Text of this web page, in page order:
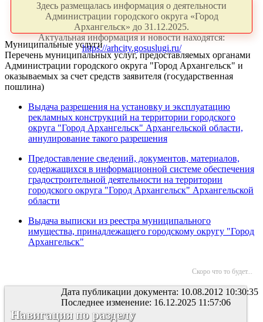
Здесь размещалась информация о деятельности
Администрации городского округа «Город
Архангельск» до 31.12.2025.
Актуальная информация и новости находятся:
https://arhcity.gosuslugi.ru/
Муниципальные услуги
Перечень муниципальных услуг, предоставляемых органами
Администрации городского округа "Город Архангельск" и
оказываемых за счет средств заявителя (государственная
пошлина)
Выдача разрешения на установку и эксплуатацию
рекламных конструкций на территории городского
округа "Город Архангельск" Архангельской области,
аннулирование такого разрешения
Предоставление сведений, документов, материалов,
содержащихся в информационной системе обеспечения
градостроительной деятельности на территории
городского округа "Город Архангельск" Архангельской
области
Выдача выписки из реестра муниципального
имущества, принадлежащего городскому округу "Город
Архангельск"
Скоро что то будет...
Дата публикации документа: 10.08.2012 10:30:35
Последнее изменение: 16.12.2025 11:57:06
Навигация по разделу